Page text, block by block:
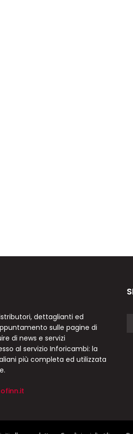
dettaglianti ed
sulle pagine di
di news e servizi
al servizio Inforicambi: la
più completa ed utilizzata